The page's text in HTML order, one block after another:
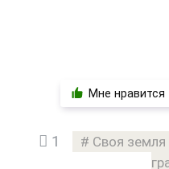
Мне нравится
1 Своя земля